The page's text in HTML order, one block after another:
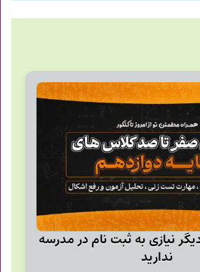
نیازی به ثبت نام در مدرسه
ندارید